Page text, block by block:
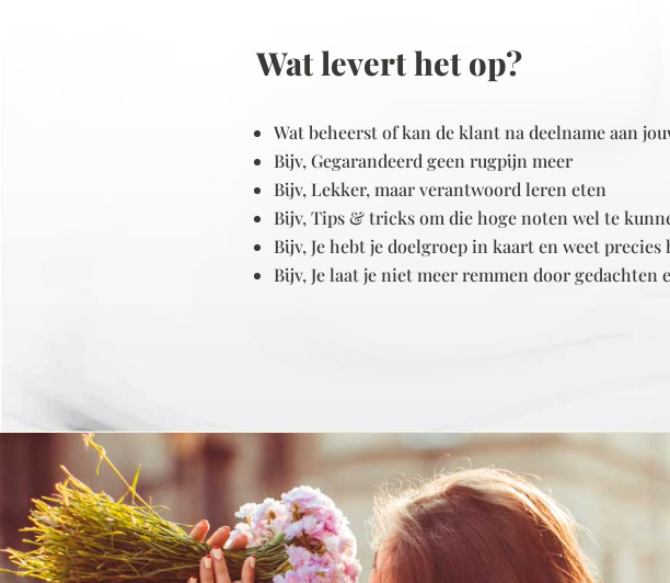
Wat levert het op?
Wat beheerst of kan de klant na deelname aan
Bijv, Gegarandeerd geen rugpijn meer
Bijv, Lekker, maar verantwoord leren eten
Bijv, Tips & tricks om die hoge noten wel te
Bijv, Je hebt je doelgroep in kaart en weet precies
Bijv, Je laat je niet meer remmen door gedachten